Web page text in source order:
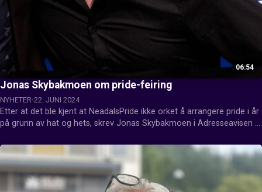
06:54
Jonas Skybakmoen om pride-feiring
NYHETER 22. JUNI 2024
Etter at det ble kjent at NeadalsPride ikke orket å arrangere pride i år
på grunn av hat og hets, skrev Jonas Skybakmoen i Adresseavisen